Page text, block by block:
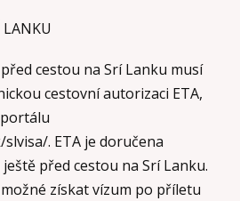
cestou na Srí Lanku musí
cestovní autorizaci ETA,
. ETA je doručena
před cestou na Srí Lanku.
získat vízum po příletu